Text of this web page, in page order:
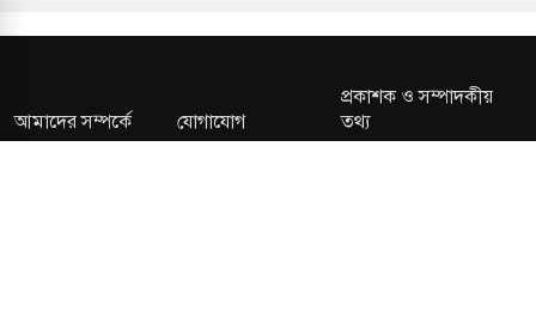
আমাদের সম্পর্কে যোগাযোগ
প্রকাশক ও সম্পাদকীয়
তথ্য